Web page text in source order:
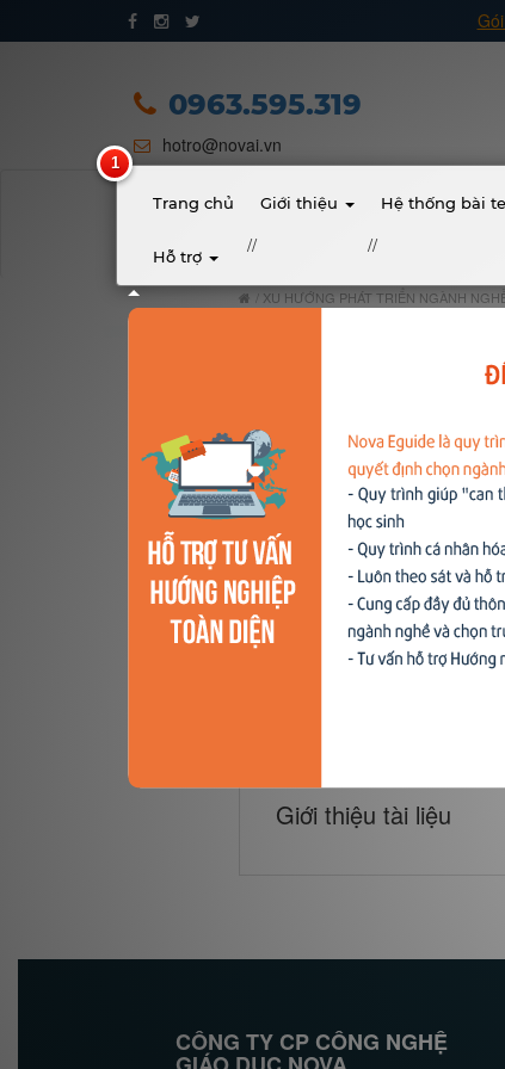
Trang chủ
Giới thiệu
Quy trình hướng nghiệp
Khóa học
Nhóm ngành nghề
Gương sáng học sinh - người nổi tiếng
Xu hướng ngành nghề
0963.595.319
hotro@novai.vn
Trang chủ
//
Giới thiệu
//
Hệ thống bài
Hỗ trợ
XU HƯỚNG PHÁT TRIỂN NGÀNH
Giới thiệu tài liệu
CÔNG TY CP CÔNG NGHỆ